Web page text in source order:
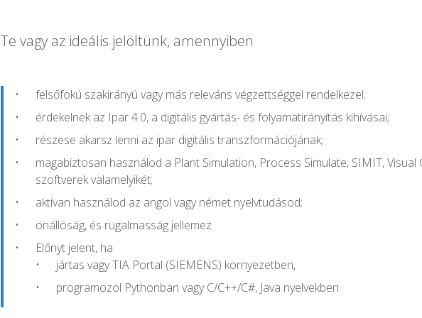
Te vagy az ideális jelöltünk, amennyiben
felsőfokú szakirányú vagy más releváns végzettséggel rendelkezel;
érdekelnek az Ipar 4.0, a digitális gyártás- és folyamatirányítás kihívásai;
részese akarsz lenni az ipar digitális transzformációjának;
magabiztosan használod a Plant Simulation, Process Simulate, SIMIT,
szoftverek valamelyikét;
aktívan használod az angol vagy német nyelvtudásod;
önállóság, és rugalmasság jellemez.
Előnyt jelent, ha
jártas vagy TIA Portal (SIEMENS) környezetben,
programozol Pythonban vagy C/C++/C#, Java nyelvekben.